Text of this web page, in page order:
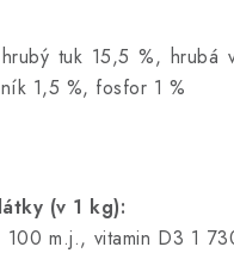
tuk 15,5 %,
1,5 %, fosfor 1 %
(v 1 kg):
100 m.j., vitamin D3 1